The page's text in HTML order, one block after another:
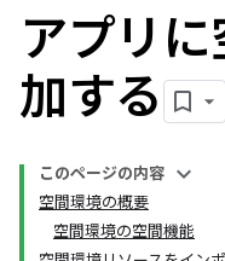
アプリ
加する
このページの内容
空間環境の概要
空間環境の空間機能